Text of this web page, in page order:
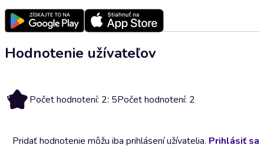
Hodnotenie užívateľov
5 Počet hodnotení: 2: 5Počet hodnotení: 2
Pridať hodnotenie môžu iba prihlásení užívatelia. Prihlásiť sa